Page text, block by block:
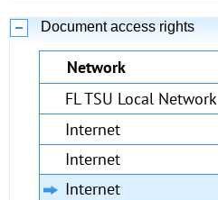
Document access rights
Network
FL TSU Local Network
Internet
Internet
Internet